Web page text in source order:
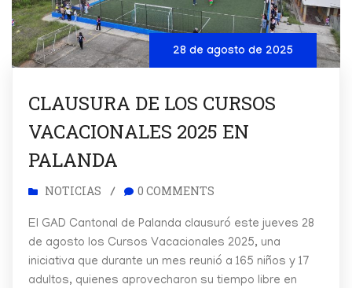
28 de agosto de 2025
CLAUSURA DE LOS CURSOS
VACACIONALES 2025 EN
PALANDA
NOTICIAS / 0 COMMENTS
El GAD Cantonal de Palanda clausuró este jueves 28
de agosto los Cursos Vacacionales 2025, una
iniciativa que durante un mes reunió a 165 niños y 17
adultos, quienes aprovecharon su tiempo libre en